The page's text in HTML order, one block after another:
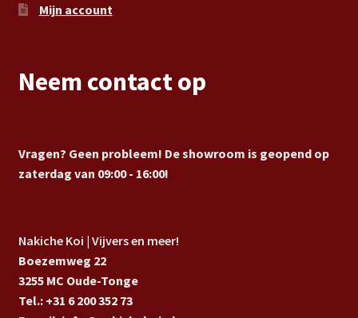
Mijn account
Neem contact op
Vragen? Geen probleem! De showroom is geopend op
zaterdag van 09:00 - 16:00!
Nakiche Koi | Vijvers en meer!
Boezemweg 22
3255 MC Oude-Tonge
Tel.: +31 6 200 352 73